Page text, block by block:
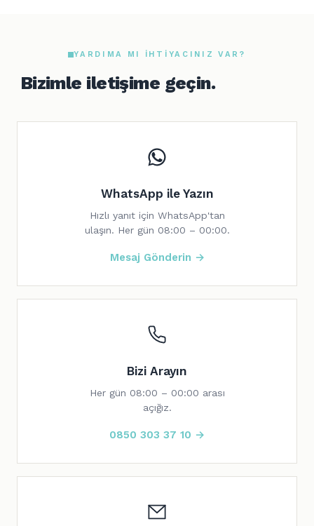
YARDIMA MI IHTIYACINIZ VAR?
Bizimle iletişime geçin.
WhatsApp ile Yazın
Hızlı yanıt için WhatsApp'tan
ulaşın. Her gün 08:00 – 00:00.
Mesaj Gönderin →
Bizi Arayın
Her gün 08:00 – 00:00 arası
açığız.
0850 303 37 10 →